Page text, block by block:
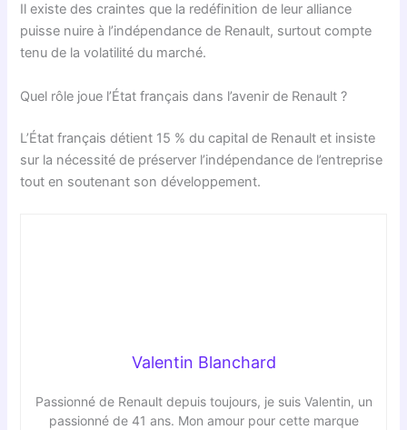
Il existe des craintes que la redéfinition de leur alliance
puisse nuire à l’indépendance de Renault, surtout compte
tenu de la volatilité du marché.
Quel rôle joue l’État français dans l’avenir de Renault ?
L’État français détient 15 % du capital de Renault et insiste
sur la nécessité de préserver l’indépendance de l’entreprise
tout en soutenant son développement.
Valentin Blanchard
Passionné de Renault depuis toujours, je suis Valentin, un
passionné de 41 ans. Mon amour pour cette marque